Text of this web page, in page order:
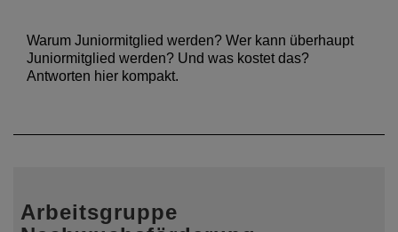
Warum Juniormitglied werden? Wer kann überhaupt
Juniormitglied werden? Und was kostet das?
Antworten hier kompakt.
Arbeitsgruppe